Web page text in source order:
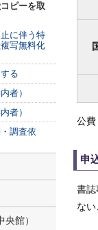
公費
申
書誌
な
ピーを取
に伴う特
写無料化
る
者）
者）
調査依
館）